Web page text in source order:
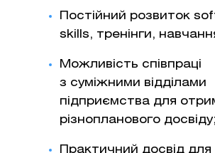
Постійний розвиток
skills, тренінги,
Можливість співпраці
з суміжними відділами
підприємства для
різнопланового досвіду;
Практичний досвід для